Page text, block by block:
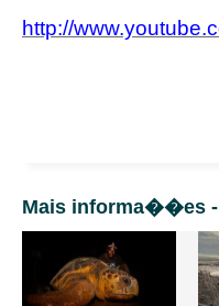
http://
Mais informa��es -